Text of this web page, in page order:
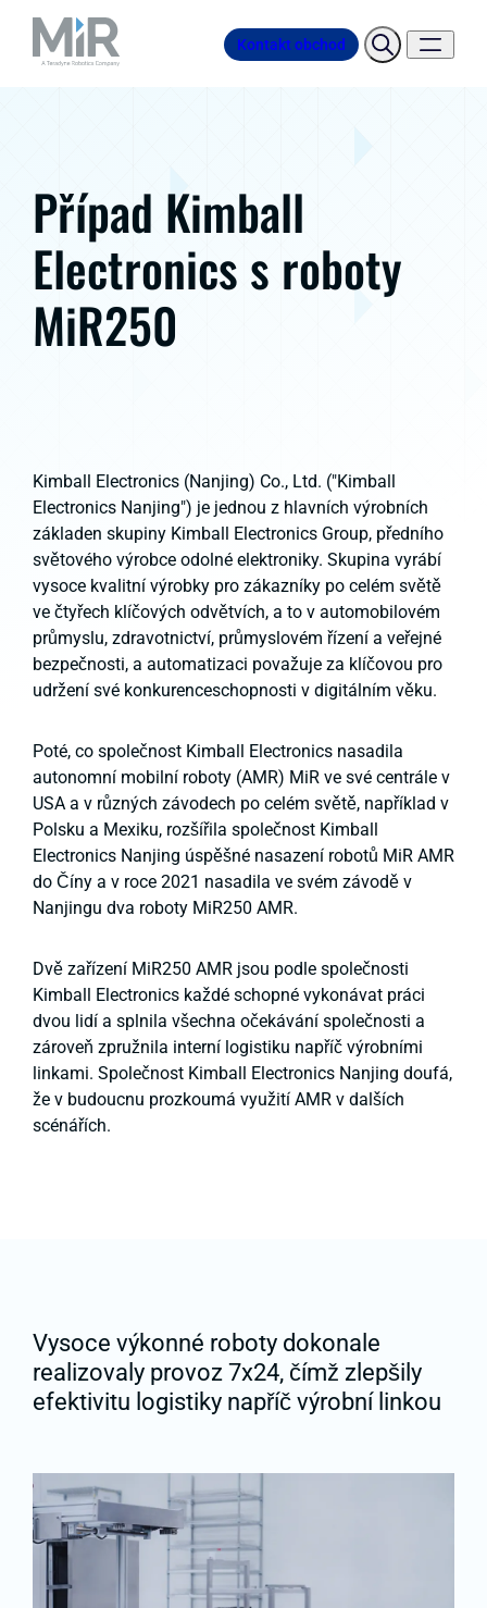
Kontakt obchod
Případ Kimball
Electronics s roboty
MiR250
Kimball Electronics (Nanjing) Co., Ltd. ("Kimball
Electronics Nanjing") je jednou z hlavních výrobních
základen skupiny Kimball Electronics Group, předního
světového výrobce odolné elektroniky. Skupina vyrábí
vysoce kvalitní výrobky pro zákazníky po celém světě
ve čtyřech klíčových odvětvích, a to v automobilovém
průmyslu, zdravotnictví, průmyslovém řízení a veřejné
bezpečnosti, a automatizaci považuje za klíčovou pro
udržení své konkurenceschopnosti v digitálním věku.
Poté, co společnost Kimball Electronics nasadila
autonomní mobilní roboty (AMR) MiR ve své centrále v
USA a v různých závodech po celém světě, například v
Polsku a Mexiku, rozšířila společnost Kimball
Electronics Nanjing úspěšné nasazení robotů MiR AMR
do Číny a v roce 2021 nasadila ve svém závodě v
Nanjingu dva roboty MiR250 AMR.
Dvě zařízení MiR250 AMR jsou podle společnosti
Kimball Electronics každé schopné vykonávat práci
dvou lidí a splnila všechna očekávání společnosti a
zároveň zpružnila interní logistiku napříč výrobními
linkami. Společnost Kimball Electronics Nanjing doufá,
že v budoucnu prozkoumá využití AMR v dalších
scénářích.
Vysoce výkonné roboty dokonale
realizovaly provoz 7x24, čímž zlepšily
efektivitu logistiky napříč výrobní linkou